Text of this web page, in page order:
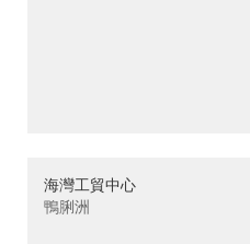
海灣工貿中心
鴨脷洲